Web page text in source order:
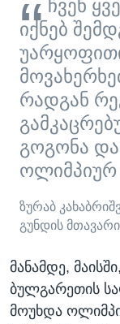
ჩვენ
იქნებ
რადგან
გოგონა
ოლიმპიურ
ზურაბ
გუნდის მთავარი
მანამდე,
ბულგარეთის
მოუხდა